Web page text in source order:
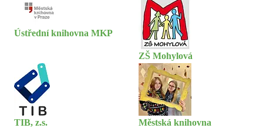
Ústřední knihovna MKP
ZŠ Mohylová
TIB, z.s.
Městská knihovna